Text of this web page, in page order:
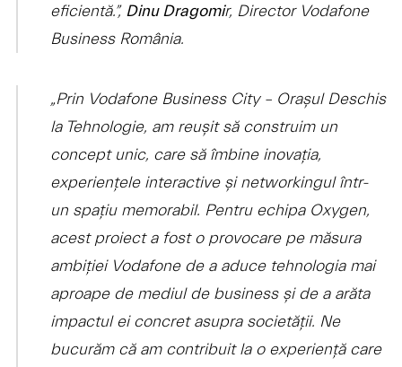
eficientă.”, Dinu Dragomir, Director Vodafone
Business România.
„Prin Vodafone Business City – Orașul Deschis
la Tehnologie, am reușit să construim un
concept unic, care să îmbine inovația,
experiențele interactive și networkingul într-
un spațiu memorabil. Pentru echipa Oxygen,
acest proiect a fost o provocare pe măsura
ambiției Vodafone de a aduce tehnologia mai
aproape de mediul de business și de a arăta
impactul ei concret asupra societății. Ne
bucurăm că am contribuit la o experiență care